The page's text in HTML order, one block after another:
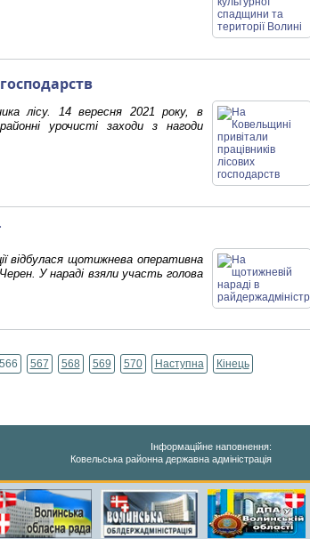
лісу. 14 вересня 2021 року, в
урочисті заходи з нагоди
відбулася щотижнева оперативна
У нараді взяли участь голова
566 567 568 569 570 Наступна
Кінець
Інформаційне наповнення:
Ковельська районна державна адміністрація